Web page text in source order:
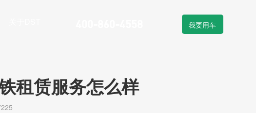
我要用车
租赁服务怎么样